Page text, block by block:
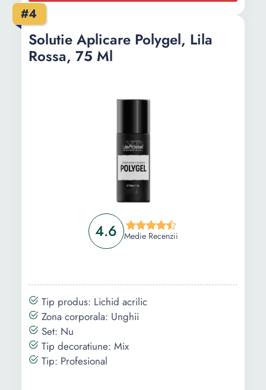
#4
4.6 Medie Recenzii
Solutie Aplicare Polygel, Lila
Rossa, 75 Ml
Tip produs: Lichid acrilic
Zona corporala: Unghii
Set: Nu
Tip decoratiune: Mix
Tip: Profesional